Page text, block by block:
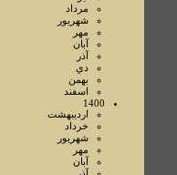
مرداد
شهريور
مهر
آبان
آذر
دي
بهمن
اسفند
1400
ارديبهشت
خرداد
شهريور
مهر
آبان